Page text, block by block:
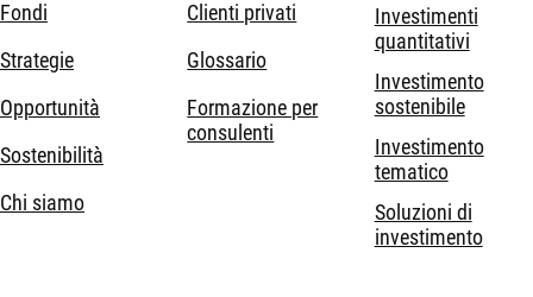
Fondi
Strategie
Opportunità
Sostenibilità
Chi siamo
Clienti privati
Glossario
Formazione per
consulenti
Investimenti
quantitativi
Investimento
sostenibile
Investimento
tematico
Soluzioni di
investimento